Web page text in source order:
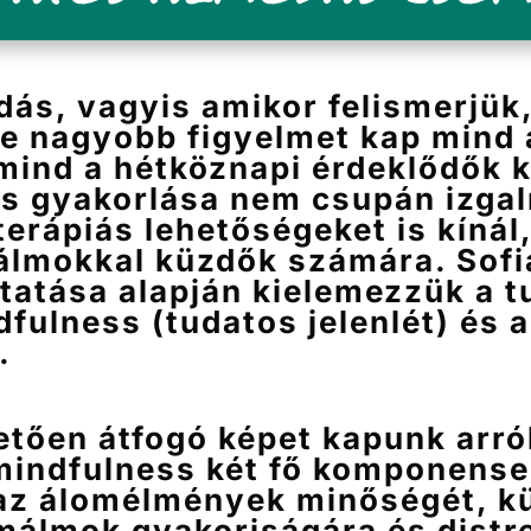
vagyis amikor
nagyobb figyelmet kap mind
a hétköznapi érdeklődők
gyakorlása nem csupán
lehetőségeket is
küzdők számára.
alapján kielemezzük a
(tudatos jelenlét) és
átfogó képet kapunk
két fő
álomélmények minőségét,